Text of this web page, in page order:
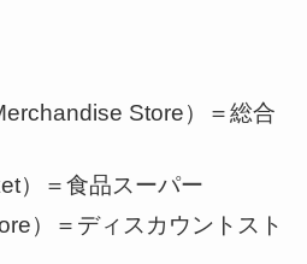
Store）＝総合
）＝食品スーパー
）＝ディスカウントスト